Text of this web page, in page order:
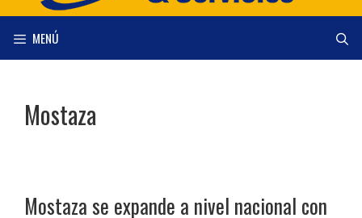
MENÚ
Mostaza
Mostaza se expande a nivel nacional con